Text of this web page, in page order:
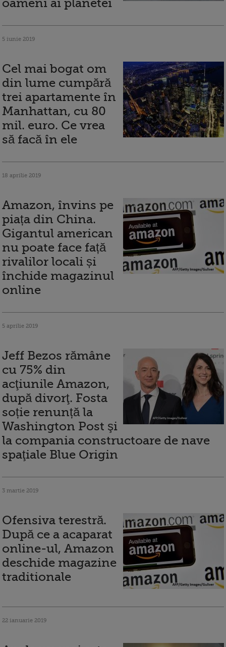
oameni ai planetei
5 iunie 2019
Cel mai bogat om
din lume cumpără
trei apartamente în
Manhattan, cu 80
mil. euro. Ce vrea
să facă în ele
18 aprilie 2019
Amazon, învins pe
piața din China.
Gigantul american
nu poate face față
rivalilor locali și
închide magazinul
online
5 aprilie 2019
Jeff Bezos rămâne
cu 75% din
acţiunile Amazon,
după divorţ. Fosta
soție renunță la
Washington Post şi
la compania constructoare de nave
spaţiale Blue Origin
3 martie 2019
Ofensiva terestră.
După ce a acaparat
online-ul, Amazon
deschide magazine
traditionale
22 ianuarie 2019